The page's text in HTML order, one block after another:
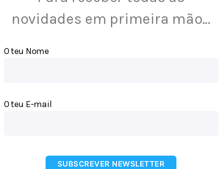
novidades em primeira mão…
O teu Nome
O teu E-mail
SUBSCREVER NEWSLETTER